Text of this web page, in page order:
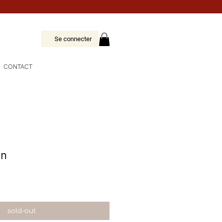
Se connecter
CONTACT
sold-out